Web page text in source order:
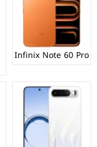
Infinix Note 60 Pro